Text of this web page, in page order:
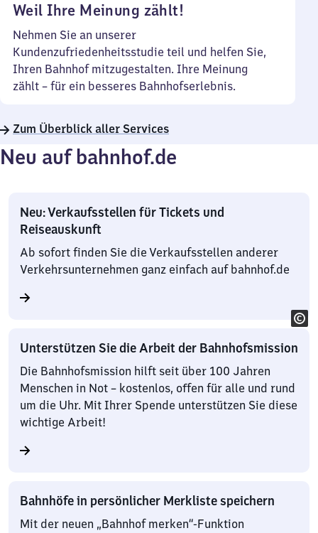
Weil Ihre Meinung zählt!
Nehmen Sie an unserer
Kundenzufriedenheitsstudie teil und helfen Sie,
Ihren Bahnhof mitzugestalten. Ihre Meinung
zählt – für ein besseres Bahnhofserlebnis.
Zum Überblick aller Services
Neu auf bahnhof.de
Neu: Verkaufsstellen für Tickets und
Reiseauskunft
Ab sofort finden Sie die Verkaufsstellen anderer
Verkehrsunternehmen ganz einfach auf bahnhof.de
Unterstützen Sie die Arbeit der Bahnhofsmission
Die Bahnhofsmission hilft seit über 100 Jahren
Menschen in Not – kostenlos, offen für alle und rund
um die Uhr. Mit Ihrer Spende unterstützen Sie diese
wichtige Arbeit!
Bahnhöfe in persönlicher Merkliste speichern
Mit der neuen „Bahnhof merken“-Funktion